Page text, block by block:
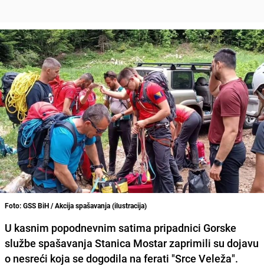
Foto: GSS BiH / Akcija spašavanja (ilustracija)
U kasnim popodnevnim satima pripadnici Gorske
službe spašavanja Stanica Mostar zaprimili su dojavu
o nesreći koja se dogodila na ferati "Srce Veleža".